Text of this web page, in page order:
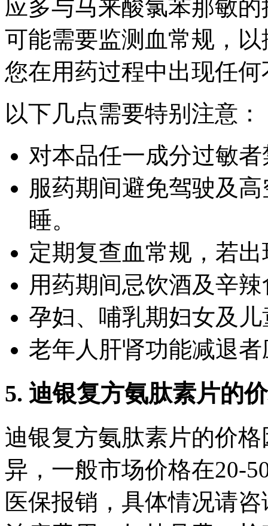
应多与马来酸氯苯那敏
可能需要监测血常规，
您在用药过程中出现任
以下几点需要特别注意：
对本品任一成分过敏
服药期间避免驾驶及
睡。
定期复查血常规，若
用药期间忌饮酒及辛
孕妇、哺乳期妇女及
老年人肝肾功能减退
5. 迪银复方氨肽素片的
迪银复方氨肽素片的价
异，一般市场价格在20-
医保报销，具体情况请